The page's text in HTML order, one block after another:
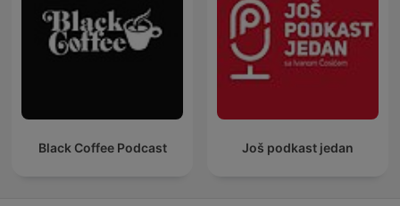
Black Coffee Podcast Još podkast jedan